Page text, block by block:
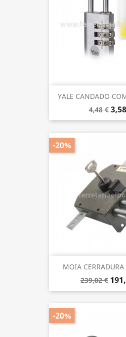
YALE CANDADO
4,48 €
MOIA
239,02 €
-20%
-20%